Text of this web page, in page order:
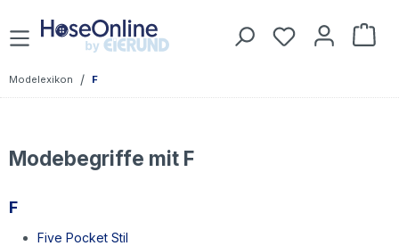
Zum Hauptinhalt springen Du hast 0
Modelexikon / F
Modebegriffe mit F
F
Five Pocket Stil